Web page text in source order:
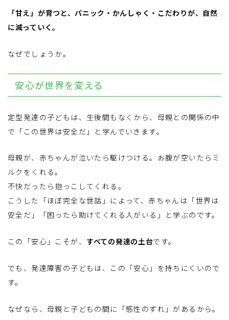
「甘え」が育つと、パニック・かんしゃく・こだわりが、自然
に減っていく。
なぜでしょうか。
安心が世界を変える
定型発達の子どもは、生後間もなくから、母親との関係の中
で「この世界は安全だ」と学んでいきます。
母親が、赤ちゃんが泣いたら駆けつける。お腹が空いたらミ
ルクをくれる。
不快だったら抱っこしてくれる。
こうした「ほぼ完全な世話」によって、赤ちゃんは「世界は
安全だ」「困ったら助けてくれる人がいる」と学ぶのです。
この「安心」こそが、 すべての発達の土台です。
でも、発達障害の子どもは、この「安心」を持ちにくいので
す。
なぜなら、母親と子どもの間に「感性のずれ」があるから。